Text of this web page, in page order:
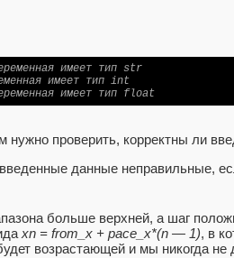
имеет тип str
имеет тип int
имеет тип float
проверить, корректны ли
данные неправильные,
больше верхней, а шаг
xn = from_x + pace_x*(n — 1), в
возрастающей и мы никогда